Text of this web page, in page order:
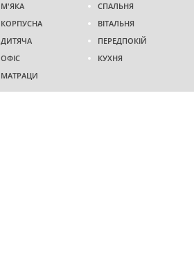
М'ЯКА
КОРПУСНА
ДИТЯЧА
ОФІС
МАТРАЦИ
СПАЛЬНЯ
ВІТАЛЬНЯ
ПЕРЕДПОКІЙ
КУХНЯ